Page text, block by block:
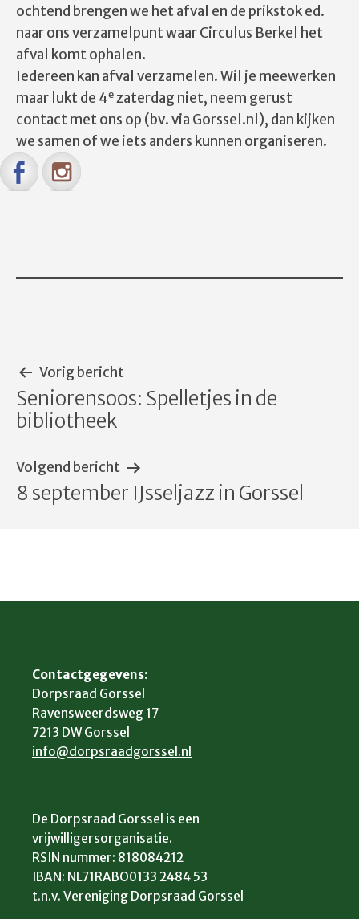
ochtend brengen we het afval en de prikstok ed.
naar ons verzamelpunt waar Circulus Berkel het
afval komt ophalen.
Iedereen kan afval verzamelen. Wil je meewerken
maar lukt de 4ezaterdag niet, neem gerust
contact met ons op (bv. via Gorssel.nl), dan kijken
we samen of we iets anders kunnen organiseren.
Bericht
navigatie
Vorig bericht
Seniorensoos: Spelletjes in de
bibliotheek
Volgend bericht
8 september IJsseljazz in Gorssel
Contactgegevens:
Dorpsraad Gorssel
Ravensweerdsweg 17
7213 DW Gorssel
info@dorpsraadgorssel.nl
De Dorpsraad Gorssel is een
vrijwilligersorganisatie.
RSIN nummer: 818084212
IBAN: NL71RABO0133 2484 53
t.n.v. Vereniging Dorpsraad Gorssel